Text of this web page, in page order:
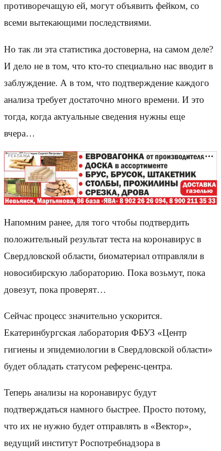
противоречащую ей, могут объявить фейком, со
всеми вытекающими последствиями.
Но так ли эта статистика достоверна, на самом деле?
И дело не в том, что кто-то специально нас вводит в
заблуждение. А в том, что подтверждение каждого
анализа требует достаточно много времени. И это
тогда, когда актуальные сведения нужны еще
вчера…
РЕКЛАМА
Напомним ранее, для того чтобы подтвердить
положительный результат теста на коронавирус в
Свердловской области, биоматериал отправляли в
новосибирскую лабораторию. Пока возьмут, пока
довезут, пока проверят…
Сейчас процесс значительно ускорится.
Екатеринбургская лаборатория ФБУЗ «Центр
гигиены и эпидемиологии в Свердловской области»
будет обладать статусом референс-центра.
Теперь анализы на коронавирус будут
подтверждаться намного быстрее. Просто потому,
что их не нужно будет отправлять в «Вектор»,
ведущий институт Роспотребнадзора в